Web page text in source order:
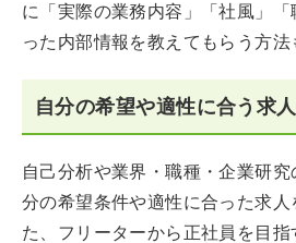
に「実際の業務内容」「社風」
った内部情報を教えてもらう方法
自分の希望や適性に合う求
自己分析や業界・職種・企業研
分の希望条件や適性に合った求人
た、フリーターから正社員を目